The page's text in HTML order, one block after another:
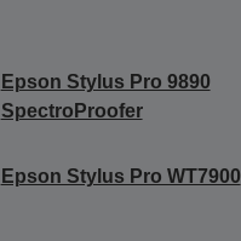
Epson Stylus Pro 9890
SpectroProofer
Epson Stylus Pro WT7900